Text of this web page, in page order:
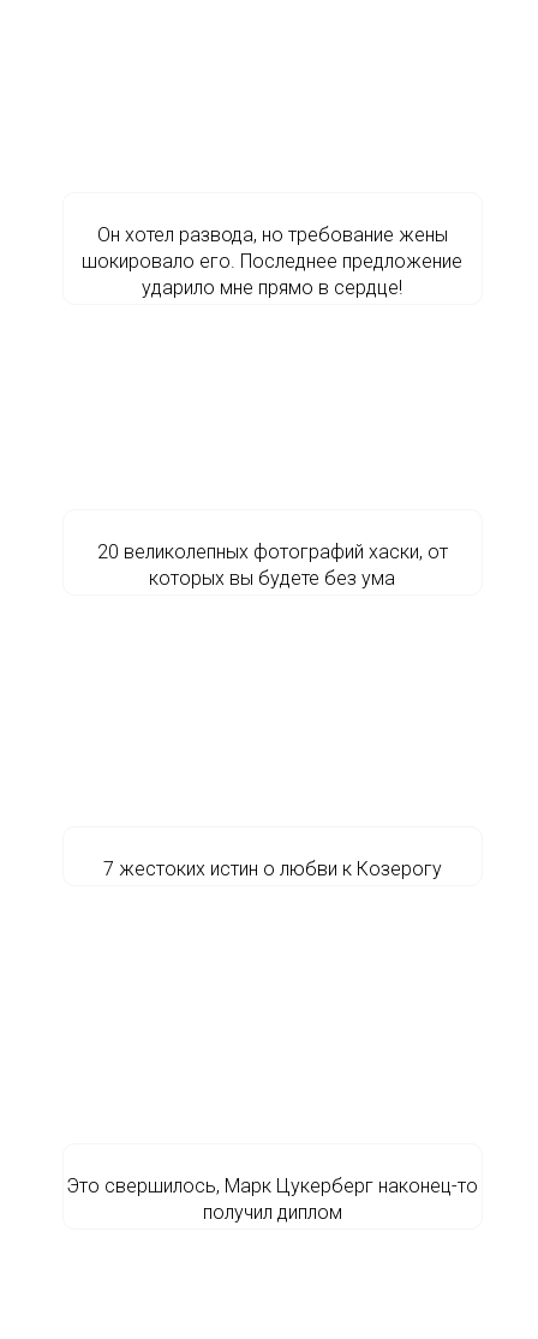
Он хотел развода, но трeбование жены
шокировало его. Последнее предложение
ударило мне прямо в сердце!
20 великолепных фотографий хаски, от
которых вы будете без ума
7 жестоких истин о любви к Козерогу
Это свершилось, Марк Цукерберг наконец-то
получил диплом